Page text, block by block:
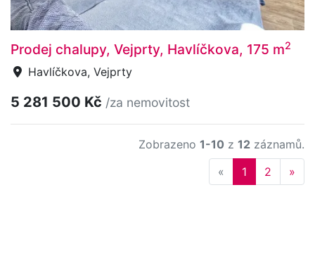
Prodej chalupy, Vejprty, Havlíčkova, 175 m2
Havlíčkova, Vejprty
5 281 500 Kč /za nemovitost
Zobrazeno 1-10 z 12 záznamů.
« Previous
1 2 »